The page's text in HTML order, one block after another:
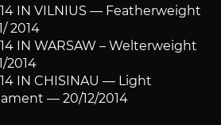
IN VILNIUS — Featherweight
2014
IN WARSAW – Welterweight
2014
IN CHISINAU — Light
— 20/12/2014